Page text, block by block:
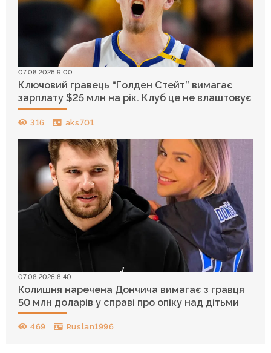
07.08.2026 9:00
Ключовий гравець “Голден Стейт” вимагає
зарплату $25 млн на рік. Клуб це не влаштовує
316 aks701
07.08.2026 8:40
Колишня наречена Дончича вимагає з гравця
50 млн доларів у справі про опіку над дітьми
469 Ruslan1996